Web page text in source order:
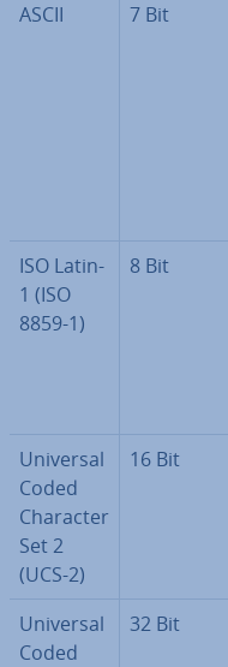
ASCII
7 Bit
ISO Latin-
1 (ISO
8859-1)
8 Bit
Universal
Coded
Character
Set 2
(UCS-2)
16 Bit
Universal
Coded
32 Bit